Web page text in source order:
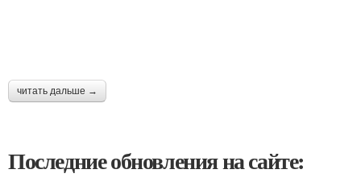
читать дальше →
Последние обновления на сайте: